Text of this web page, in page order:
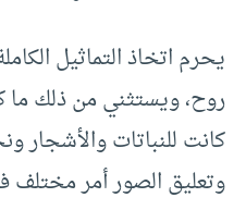
يحرم اتخاذ التماثيل
روح، ويستثني من ذلك ما
كانت للنباتات والأشجار
وتعليق الصور أمر مختلف